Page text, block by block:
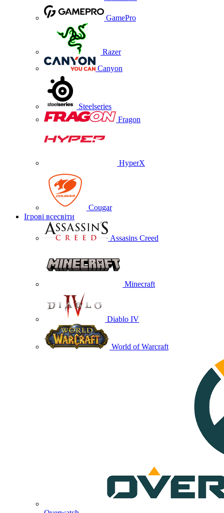
GamePro
Razer
Canyon
Steelseries
Fragon
HyperX
Cougar
Ігрові всесвіти
Assasins Creed
Minecraft
Diablo IV
World of Warcraft